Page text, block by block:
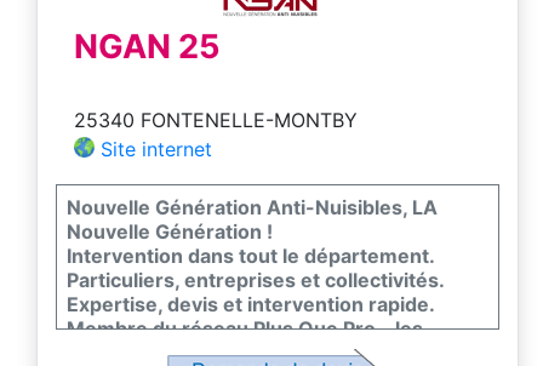
NGAN 25
25340 FONTENELLE-MONTBY
Site internet
Nouvelle Génération Anti-Nuisibles, LA
Nouvelle Génération !
Intervention dans tout le département.
Particuliers, entreprises et collectivités.
Expertise, devis et intervention rapide.
Membre du réseau Plus Que Pro - les
meilleurs entreprises de France